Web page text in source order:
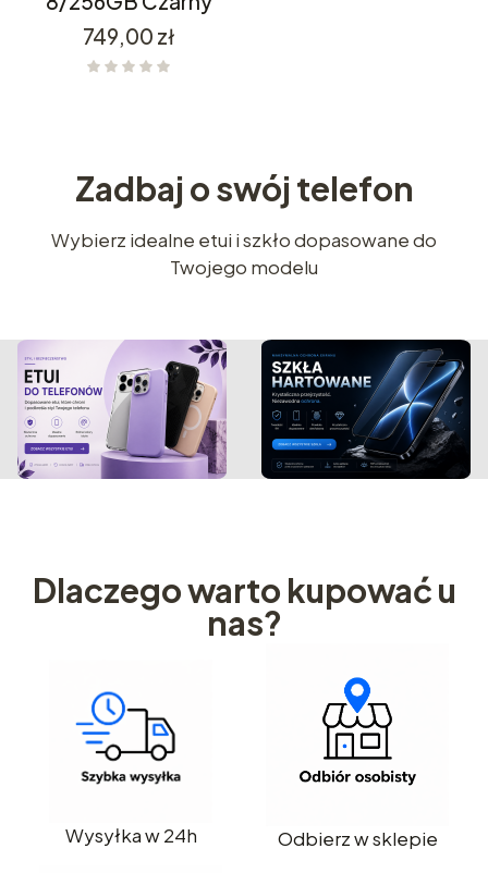
Cena
749,00 zł
Zadbaj o swój telefon
Wybierz idealne etui i szkło dopasowane do
Twojego modelu
Dlaczego warto kupować u
nas?
Wysyłka w 24h Odbierz w sklepie